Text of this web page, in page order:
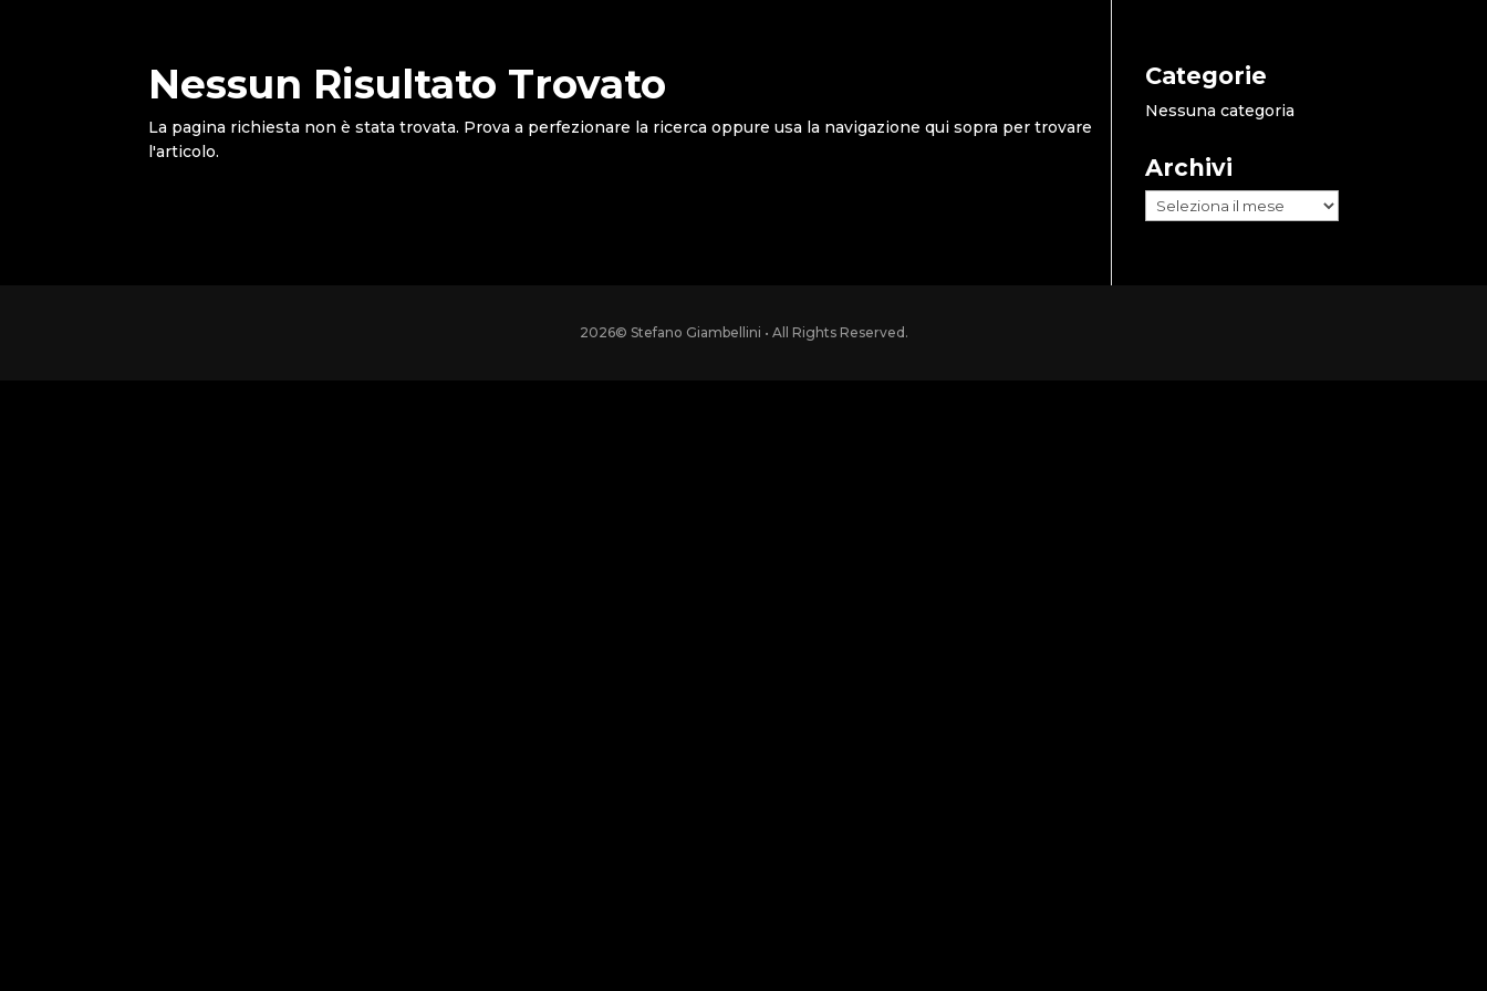
Nessun Risultato Trovato
La pagina richiesta non è stata trovata. Prova a perfezionare la ricerca oppure usa la navigazione qui sopra per trovare
l'articolo.
Categorie
Nessuna categoria
Archivi
Archivi
2026© Stefano Giambellini • All Rights Reserved.